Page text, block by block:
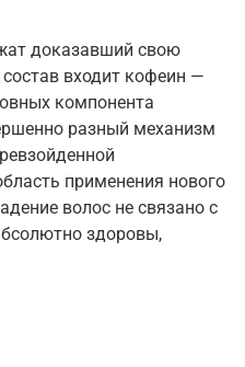
доказавший свою
входит кофеин —
компонента
разный механизм
применения нового
волос не связано с
здоровы,